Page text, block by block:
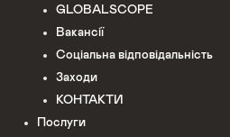
GLOBALSCOPE
Вакансії
Соціальна відповідальність
Заходи
КОНТАКТИ
Послуги